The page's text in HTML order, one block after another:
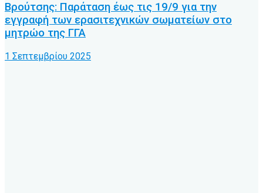
Βρούτσης: Παράταση έως τις 19/9 για την
εγγραφή των ερασιτεχνικών σωματείων στο
μητρώο της ΓΓΑ
1 Σεπτεμβρίου 2025